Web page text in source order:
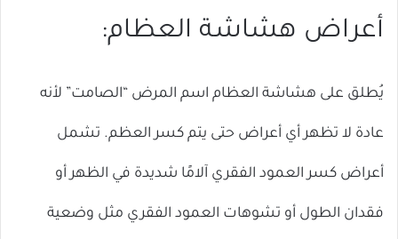
أعراض هشاشة العظام:
يُطلق على هشاشة العظام اسم المرض “الصامت” لأنه
عادة لا تظهر أي أعراض حتى يتم كسر العظم. تشمل
أعراض كسر العمود الفقري آلامًا شديدة في الظهر أو
فقدان الطول أو تشوهات العمود الفقري مثل وضعية